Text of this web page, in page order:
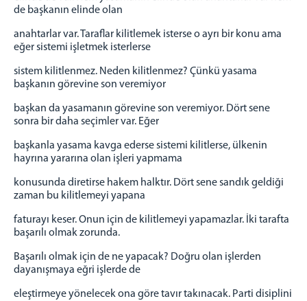
de başkanın elinde olan
anahtarlar var. Taraflar kilitlemek isterse o ayrı bir konu ama
eğer sistemi işletmek isterlerse
sistem kilitlenmez. Neden kilitlenmez? Çünkü yasama
başkanın görevine son veremiyor
başkan da yasamanın görevine son veremiyor. Dört sene
sonra bir daha seçimler var. Eğer
başkanla yasama kavga ederse sistemi kilitlerse, ülkenin
hayrına yararına olan işleri yapmama
konusunda diretirse hakem halktır. Dört sene sandık geldiği
zaman bu kilitlemeyi yapana
faturayı keser. Onun için de kilitlemeyi yapamazlar. İki tarafta
başarılı olmak zorunda.
Başarılı olmak için de ne yapacak? Doğru olan işlerden
dayanışmaya eğri işlerde de
eleştirmeye yönelecek ona göre tavır takınacak. Parti disiplini